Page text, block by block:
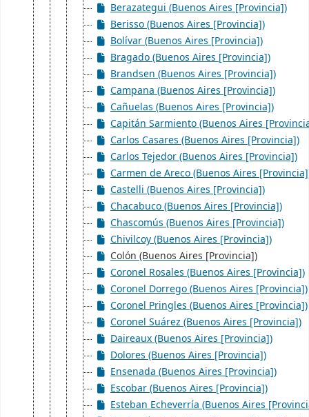
Berazategui (Buenos Aires [Provincia])
Berisso (Buenos Aires [Provincia])
Bolívar (Buenos Aires [Provincia])
Bragado (Buenos Aires [Provincia])
Brandsen (Buenos Aires [Provincia])
Campana (Buenos Aires [Provincia])
Cañuelas (Buenos Aires [Provincia])
Capitán Sarmiento (Buenos Aires
Carlos Casares (Buenos Aires [Provincia])
Carlos Tejedor (Buenos Aires [Provincia])
Carmen de Areco (Buenos Aires
Castelli (Buenos Aires [Provincia])
Chacabuco (Buenos Aires [Provincia])
Chascomús (Buenos Aires [Provincia])
Chivilcoy (Buenos Aires [Provincia])
Colón (Buenos Aires [Provincia])
Coronel Rosales (Buenos Aires [Provincia])
Coronel Dorrego (Buenos Aires [Provincia])
Coronel Pringles (Buenos Aires [Provincia])
Coronel Suárez (Buenos Aires [Provincia])
Daireaux (Buenos Aires [Provincia])
Dolores (Buenos Aires [Provincia])
Ensenada (Buenos Aires [Provincia])
Escobar (Buenos Aires [Provincia])
Esteban Echeverría (Buenos Aires